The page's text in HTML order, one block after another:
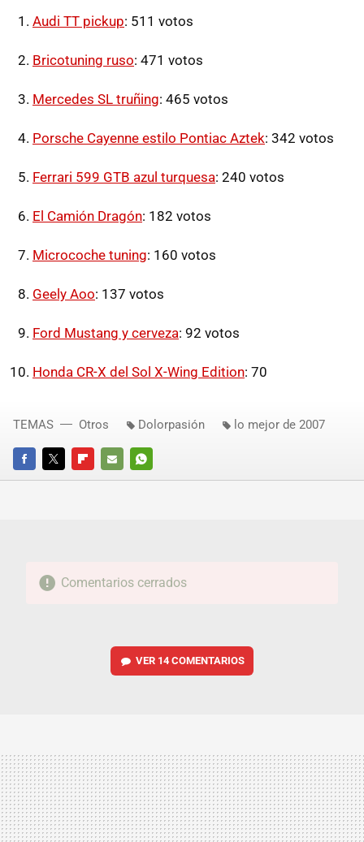
Audi TT pickup: 511 votos
Bricotuning ruso: 471 votos
Mercedes SL truñing: 465 votos
Porsche Cayenne estilo Pontiac Aztek: 342 votos
Ferrari 599 GTB azul turquesa: 240 votos
El Camión Dragón: 182 votos
Microcoche tuning: 160 votos
Geely Aoo: 137 votos
Ford Mustang y cerveza: 92 votos
Honda CR-X del Sol X-Wing Edition: 70
FACEBOOKTWITTERFLIPBOARD
E-
WHATSAPP
TEMAS Otros Dolorpasión lo mejor de 2007
Comentarios cerrados
VER 14 COMENTARIOS